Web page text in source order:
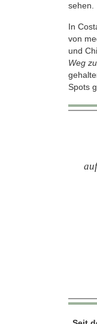
sehen.
In
von
und
Weg
Spots